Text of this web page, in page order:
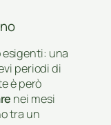
una
periodi di
è però
nei mesi
tra un